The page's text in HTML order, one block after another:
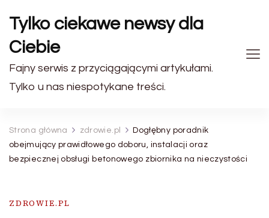
Tylko ciekawe newsy dla
Ciebie
Fajny serwis z przyciągającymi artykułami.
Tylko u nas niespotykane treści.
Strona główna zdrowie.pl
Dogłębny poradnik
obejmujący prawidłowego doboru, instalacji oraz
bezpiecznej obsługi betonowego zbiornika na nieczystości
ZDROWIE.PL